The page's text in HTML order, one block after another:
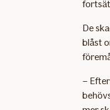
De
blåst
–